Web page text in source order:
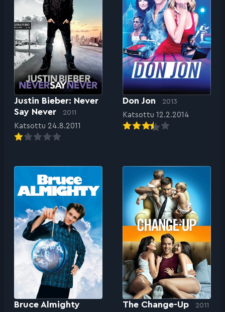
Justin Bieber: Never
Say Never
2011
Katsottu 24.8.2011
Don Jon 2013
Katsottu 12.2.2014
Bruce Almighty The Change-Up 2011